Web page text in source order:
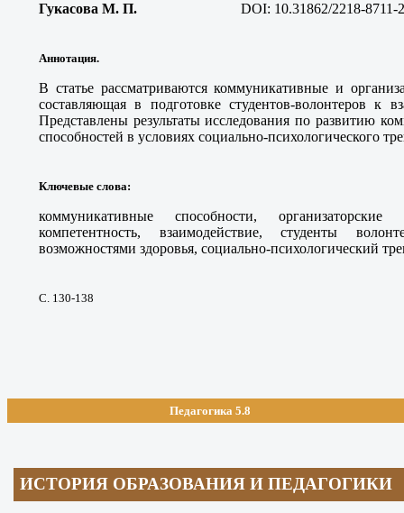
Гукасова М. П. DOI: 10.31862/2218-8711-
Аннотация.
В статье рассматриваются коммуникативные и
составляющая в подготовке студентов-волонтеров
Представлены результаты исследования по развитию
способностей в условиях социально-психологического
Ключевые слова:
коммуникативные способности, организаторские
компетентность, взаимодействие, студенты
возможностями здоровья, социально-психологический
С. 130-138
Педагогика 5.8
ИСТОРИЯ ОБРАЗОВАНИЯ И ПЕДАГОГИКИ